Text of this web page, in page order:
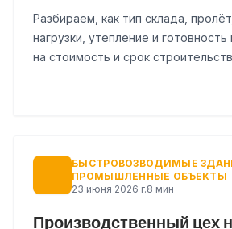
Разбираем, как тип склада,
нагрузки, утепление и
на стоимость и срок
БЫСТРОВОЗВОДИМЫЕ
ПРОМЫШЛЕННЫЕ ОБЪЕКТЫ
23 июня 2026 г.8 мин
Производственный цех